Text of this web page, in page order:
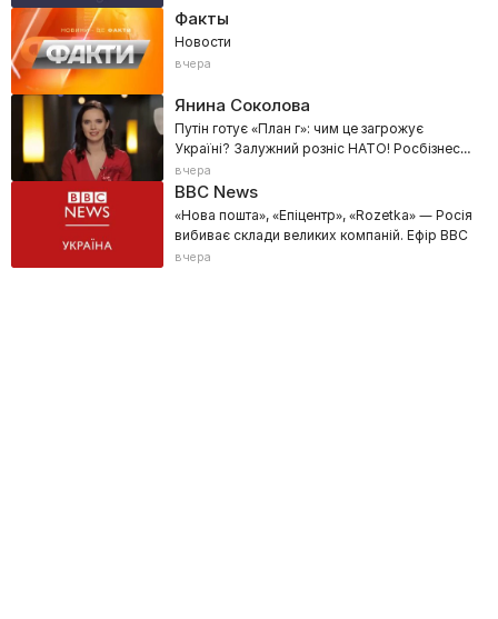
Факты
Новости
вчера
Янина Соколова
Путін готує «План г»: чим це загрожує
Україні? Залужний розніс НАТО! Росбізнес
визнав: Крим — не рф!
вчера
BBC News
«Нова пошта», «Епіцентр», «Rozetka» — Росія
вибиває склади великих компаній. Ефір BBC
вчера